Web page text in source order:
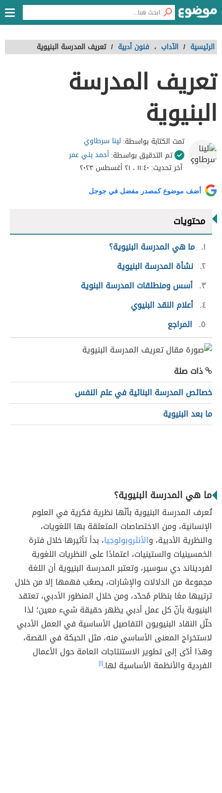
الرئيسية / الآداب ، فنون أدبية / تعريف المدرسة البنيوية
تعريف المدرسة
البنيوية
تمت الكتابة بواسطة: لينا سرطاوي
تم التدقيق بواسطة:أحمد بني عمر
آخر تحديث: ١١:٤٠ ، ٢١ أغسطس ٢٠٢٣
أضف موضوع كمصدر مفضل في جوجل
محتويات
١ ما هي المدرسة البنيوية؟
٢ نشأة المدرسة البنيوية
٣ أسس ومنطلقات المدرسة البنوية
٤ أعلام النقد البنيوي
٥
المراجع
ذات صلة
خصائص المدرسة البنائية في علم النفس
ما بعد البنيوية
ما هي المدرسة البنيوية؟
تُعرف المدرسة البنيوية بأنّها نظرية فكرية في العلوم
الإنسانية، ومن الاختصاصات المتعلقة بها اللغويات،
والنظرية الأدبية، والأنثروبولوجيا، بدأ تأثيرها خلال فترة
الخمسينيات والستينيات، اعتمادًا على النظريات اللغوية
لفرديناند دي سوسير، وتعتبر المدرسة البنيوية أن اللغة
مجموعة من الدلالات والإشارات، يصعُب فهمها إلا من خلال
ترتيبها معًا بنظام مُحدّد، ومن خلال المنظور الأدبي، تعتقد
البنيوية بأنّ كل عمل أدبي يظهر حقيقة شيء معين؛ لذا
حلّل النقاد البنيويون التفاصيل الأساسية في العمل الأدبي
لاستخراج المعنى الأساسي منه، مثل الحبكة في القصة،
وهذا أدّى إلى تطوير الاستنتاجات العامة حول الأعمال
الفردية والأنظمة الأساسية لها.[١]